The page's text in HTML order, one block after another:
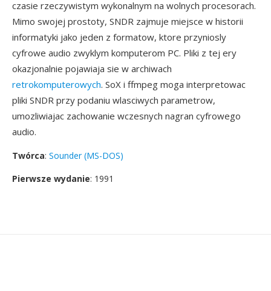
czasie rzeczywistym wykonalnym na wolnych procesorach.
Mimo swojej prostoty, SNDR zajmuje miejsce w historii
informatyki jako jeden z formatow, ktore przyniosly
cyfrowe audio zwyklym komputerom PC. Pliki z tej ery
okazjonalnie pojawiaja sie w archiwach
retrokomputerowych. SoX i ffmpeg moga interpretowac
pliki SNDR przy podaniu wlasciwych parametrow,
umozliwiajac zachowanie wczesnych nagran cyfrowego
audio.
Twórca: Sounder (MS-DOS)
Pierwsze wydanie: 1991